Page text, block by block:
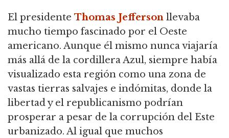
El presidente Thomas Jefferson llevaba
mucho tiempo fascinado por el Oeste
americano. Aunque él mismo nunca viajaría
más allá de la cordillera Azul, siempre había
visualizado esta región como una zona de
vastas tierras salvajes e indómitas, donde la
libertad y el republicanismo podrían
prosperar a pesar de la corrupción del Este
urbanizado. Al igual que muchos